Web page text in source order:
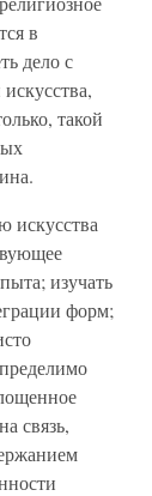
в
дело с
такой
искусства
изучать
форм;
связь,